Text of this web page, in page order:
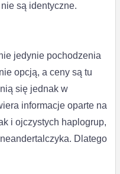
są identyczne.
jedynie pochodzenia
opcją, a ceny są tu
się jednak w
informacje oparte na
i ojczystych haplogrup,
Dlatego